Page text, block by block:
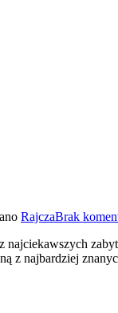
RajczaBrak
z najciekawszych
najbardziej